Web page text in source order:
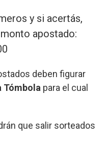
y si acertás,
apostado:
deben figurar
Tómbola para el cual
que salir sorteados